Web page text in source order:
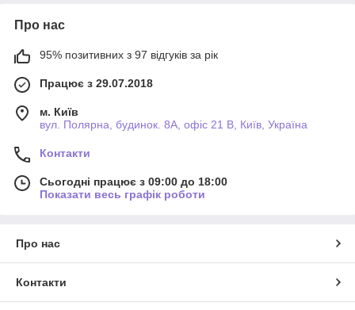
Про нас
95% позитивних з 97 відгуків за рік
Працює з 29.07.2018
м. Київ
вул. Полярна, будинок. 8А, офіс 21 В, Київ, Україна
Контакти
Сьогодні працює з 09:00 до 18:00
Показати весь графік роботи
Про нас
Контакти